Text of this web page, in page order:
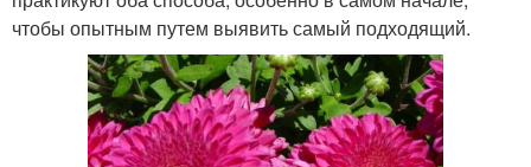
чтобы опытным путем выявить самый подходящий.